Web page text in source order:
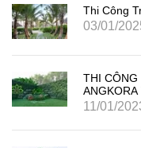
Thi Công
03/01/
THI
ANGKORA
11/01/